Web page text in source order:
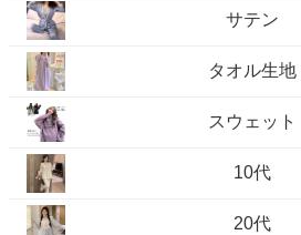
サテン
タオル生地
スウェット
10代
20代